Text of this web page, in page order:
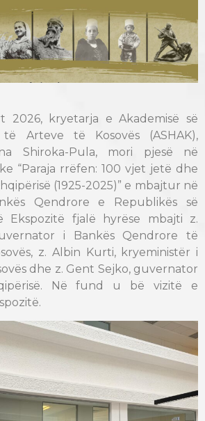
2026, kryetarja e Akademisë së
Arteve të Kosovës (ASHAK),
Shiroka-Pula, mori pjesë në
“Paraja rrëfen: 100 vjet jetë dhe
(1925-2025)” e mbajtur në
Qendrore e Republikës së
Ekspozitë fjalë hyrëse mbajti z.
i Bankës Qendrore të
z. Albin Kurti, kryeministër i
dhe z. Gent Sejko, guvernator
Në fund u bë vizitë e